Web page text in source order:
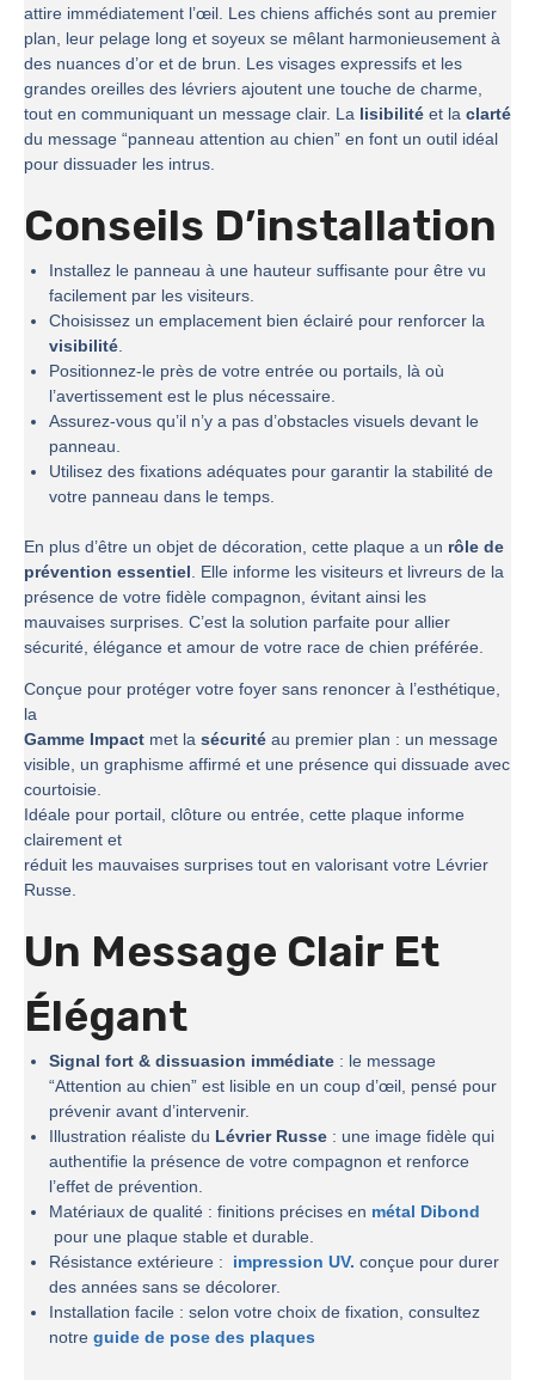
attire immédiatement l’œil. Les chiens affichés sont au premier
plan, leur pelage long et soyeux se mêlant harmonieusement à
des nuances d’or et de brun. Les visages expressifs et les
grandes oreilles des lévriers ajoutent une touche de charme,
tout en communiquant un message clair. La lisibilité et la clarté
du message “panneau attention au chien” en font un outil idéal
pour dissuader les intrus.
Conseils D’installation
Installez le panneau à une hauteur suffisante pour être vu
facilement par les visiteurs.
Choisissez un emplacement bien éclairé pour renforcer la
visibilité.
Positionnez-le près de votre entrée ou portails, là où
l’avertissement est le plus nécessaire.
Assurez-vous qu’il n’y a pas d’obstacles visuels devant le
panneau.
Utilisez des fixations adéquates pour garantir la stabilité de
votre panneau dans le temps.
En plus d’être un objet de décoration, cette plaque a un rôle de
prévention essentiel. Elle informe les visiteurs et livreurs de la
présence de votre fidèle compagnon, évitant ainsi les
mauvaises surprises. C’est la solution parfaite pour allier
sécurité, élégance et amour de votre race de chien préférée.
Conçue pour protéger votre foyer sans renoncer à l’esthétique,
la
Gamme Impact met la sécurité au premier plan : un message
visible, un graphisme affirmé et une présence qui dissuade avec
courtoisie.
Idéale pour portail, clôture ou entrée, cette plaque informe
clairement et
réduit les mauvaises surprises tout en valorisant votre Lévrier
Russe.
Un Message Clair Et
Élégant
Signal fort & dissuasion immédiate : le message
“Attention au chien” est lisible en un coup d’œil, pensé pour
prévenir avant d’intervenir.
Illustration réaliste du Lévrier Russe : une image fidèle qui
authentifie la présence de votre compagnon et renforce
l’effet de prévention.
Matériaux de qualité : finitions précises en métal Dibond
pour une plaque stable et durable.
Résistance extérieure :
impression UV. conçue pour durer
des années sans se décolorer.
Installation facile : selon votre choix de fixation, consultez
notre guide de pose des plaques